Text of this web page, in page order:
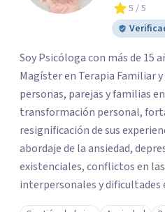
5 / 5
Soy Psicóloga con más de 15
Magíster en Terapia Familiar
personas, parejas y familias
transformación personal,
resignificación de sus
abordaje de la ansiedad,
existenciales, conflictos en
interpersonales y
ofreciendo un espacio de